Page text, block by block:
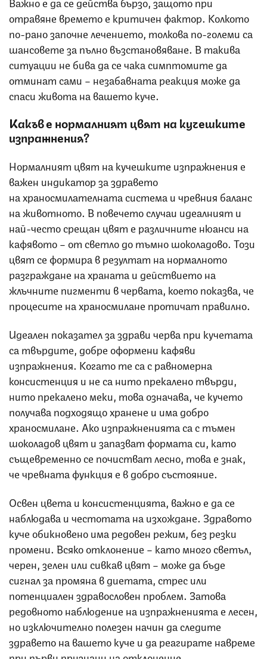
отравяне времето е критичен фактор. Колкото
по-рано започне лечението, толкова по-големи са
шансовете за пълно възстановяване. В такива
ситуации не бива да се чака симптомите да
отминат сами – незабавната реакция може да
спаси живота на вашето куче.
Какъв е нормалният цвят на кучешките
изпражнения?
Нормалният цвят на кучешките изпражнения е
важен индикатор за здравето
на храносмилателната система и чревния баланс
на животното. В повечето случаи идеалният и
най-често срещан цвят е различните нюанси на
кафявото – от светло до тъмно шоколадово. Този
цвят се формира в резултат на нормалното
разграждане на храната и действието на
жлъчните пигменти в червата, което показва, че
процесите на храносмилане протичат правилно.
Идеален показател за здрави черва при кучетата
са твърдите, добре оформени кафяви
изпражнения. Когато те са с равномерна
консистенция и не са нито прекалено твърди,
нито прекалено меки, това означава, че кучето
получава подходящо хранене и има добро
храносмилане. Ако изпражненията са с тъмен
шоколадов цвят и запазват формата си, като
същевременно се почистват лесно, това е знак,
че чревната функция е в добро състояние.
Освен цвета и консистенцията, важно е да се
наблюдава и честотата на изхождане. Здравото
куче обикновено има редовен режим, без резки
промени. Всяко отклонение – като много светъл,
черен, зелен или сивкав цвят – може да бъде
сигнал за промяна в диетата, стрес или
потенциален здравословен проблем. Затова
редовното наблюдение на изпражненията е лесен,
но изключително полезен начин да следите
здравето на вашето куче и да реагирате навреме